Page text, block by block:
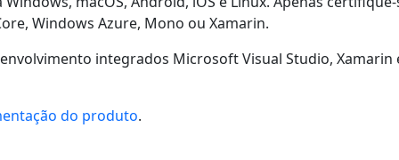
Windows Azure, Mono ou Xamarin.
integrados Microsoft Visual Studio,
do produto.